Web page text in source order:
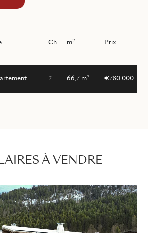
Ch m2 Prix
2 66,7 m2 €780 000
À VENDRE